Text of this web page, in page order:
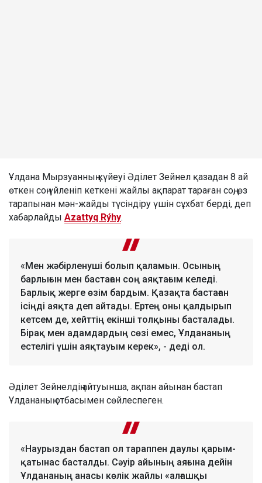
Ұлдана Мырзуанның күйеуі Әділет Зейнел қазадан 8 ай
өткен соң үйленіп кеткені жайлы ақпарат тараған соң, өз
тарапынан мән-жайды түсіндіру үшін сұхбат берді, деп
хабарлайды Azattyq Rýhy.
«Мен жәбірленуші болып қаламын. Осының
барлығын мен бастаған соң аяқтағым келеді.
Барлық жерге өзім бардым. Қазақта бастаған
ісіңді аяқта деп айтады. Ертең оны қалдырып
кетсем де, хейттің екінші толқыны басталады.
Бірақ мен адамдардың сөзі емес, Ұлдананың
естелігі үшін аяқтауым керек», - деді ол.
Әділет Зейнелдің айтуынша, ақпан айынан бастап
Ұлдананың отбасымен сөйлеспеген.
«Наурыздан бастап ол тараппен даулы қарым-
қатынас басталды. Сәуір айының аяғына дейін
Ұлдананың анасы көлік жайлы «алғашқы